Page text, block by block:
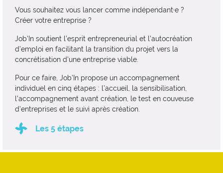
Vous souhaitez vous lancer comme indépendant·e ?
Créer votre entreprise ?
Job’In soutient l’esprit entrepreneurial et l’autocréation
d’emploi en facilitant la transition du projet vers la
concrétisation d'une entreprise viable.
Pour ce faire, Job’In propose un accompagnement
individuel en cinq étapes : l’accueil, la sensibilisation,
l’accompagnement avant création, le test en couveuse
d’entreprises et le suivi après création.
Les 5 étapes